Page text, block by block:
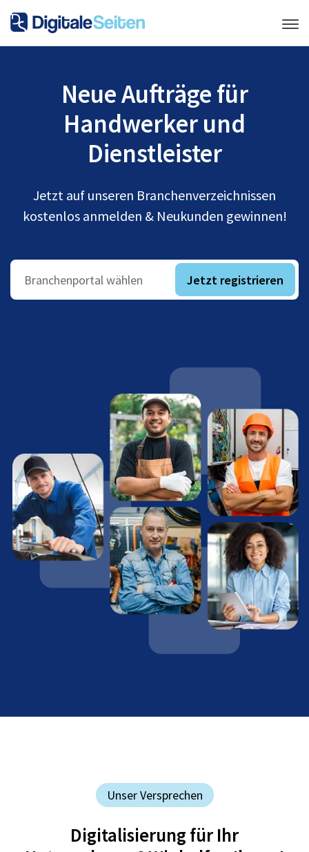
Neue Aufträge für
Handwerker und
Dienstleister
Jetzt auf unseren Branchenverzeichnissen
kostenlos anmelden & Neukunden gewinnen!
Branchenportal wählen Jetzt registrieren
Unser Versprechen
Digitalisierung für Ihr